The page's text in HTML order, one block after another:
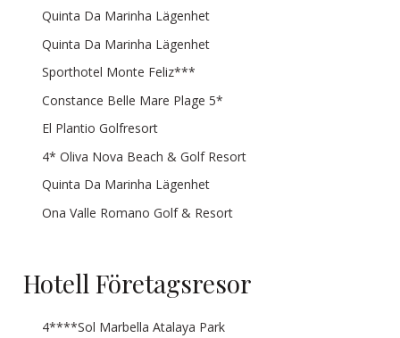
Quinta Da Marinha Lägenhet
Quinta Da Marinha Lägenhet
Sporthotel Monte Feliz***
Constance Belle Mare Plage 5*
El Plantio Golfresort
4* Oliva Nova Beach & Golf Resort
Quinta Da Marinha Lägenhet
Ona Valle Romano Golf & Resort
Hotell Företagsresor
4****Sol Marbella Atalaya Park